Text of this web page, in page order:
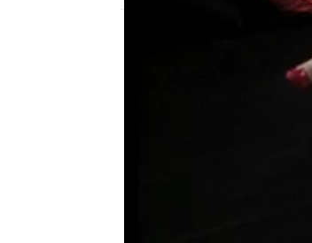
28 de julio de
Beatriz no
cosa
candidata,